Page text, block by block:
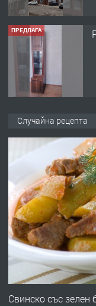
ПРЕДЛАГА
ПРЕДЛАГА
ПРЕДЛАГА
Случайна рецепта
Свинско със зелен